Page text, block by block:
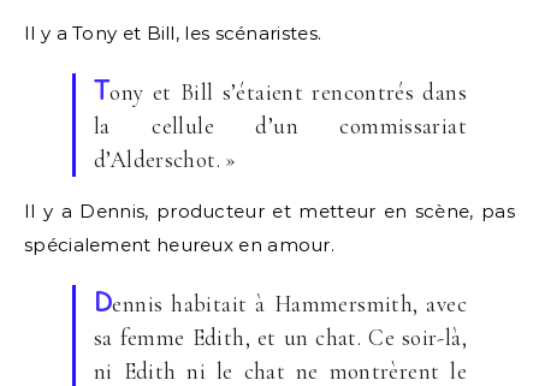
Il y a Tony et Bill, les scénaristes.
Tony et Bill s’étaient rencontrés dans
la cellule d’un commissariat
d’Alderschot. »
Il y a Dennis, producteur et metteur en scène, pas
spécialement heureux en amour.
Dennis habitait à Hammersmith, avec
sa femme Edith, et un chat. Ce soir-là,
ni Edith ni le chat ne montrèrent le